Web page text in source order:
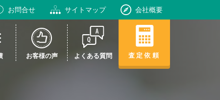
お問合せ サイトマップ 会社概要
お客様の声 よくある質問 査定依頼